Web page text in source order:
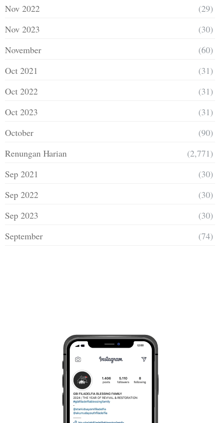
Nov 2022
(29)
Nov 2023
(30)
November
(60)
Oct 2021
(31)
Oct 2022
(31)
Oct 2023
(31)
October
(90)
Renungan Harian
(2,771)
Sep 2021
(30)
Sep 2022
(30)
Sep 2023
(30)
September
(74)